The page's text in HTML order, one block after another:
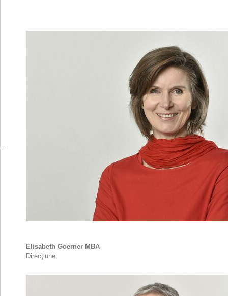
Elisabeth Goerner MBA
Direcţiune